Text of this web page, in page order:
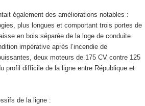
également des améliorations notables :
plus longues et comportant trois portes de
en bois séparée de la loge de conduite
impérative après l’incendie de
deux moteurs de 175 CV contre 125
profil difficile de la ligne entre République et
de la ligne :